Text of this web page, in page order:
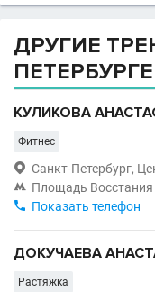
ДРУГИЕ
ПЕТЕРБУРГЕ
КУЛИКОВА
Фитнес
 Санкт-Петербург,
 Площадь Восстания
 Показать телефон
ДОКУЧАЕВА
Растяжка